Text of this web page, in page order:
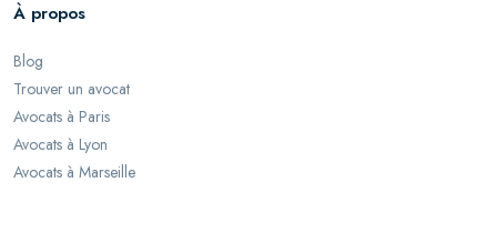
À propos
Blog
Trouver un avocat
Avocats à Paris
Avocats à Lyon
Avocats à Marseille